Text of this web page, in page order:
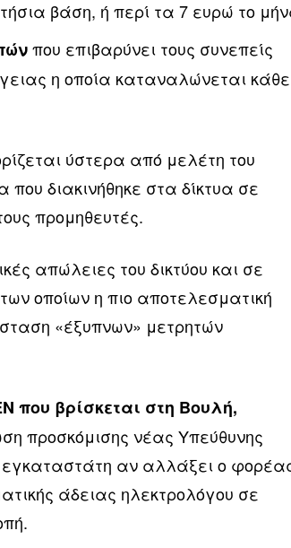
βάση, ή περί τα 7 ευρώ το
που επιβαρύνει τους συνεπείς
η οποία καταναλώνεται κάθε
ύστερα από μελέτη του
διακινήθηκε στα δίκτυα σε
προμηθευτές.
απώλειες του δικτύου και σε
οποίων η πιο αποτελεσματική
«έξυπνων» μετρητών
που βρίσκεται στη Βουλή,
προσκόμισης νέας Υπεύθυνης
εγκαταστάτη αν αλλάξει ο
άδειας ηλεκτρολόγου σε